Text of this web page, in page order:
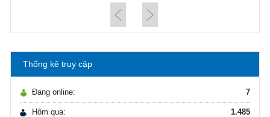
Hướng dẫn lựa chọn máy lọc nước Gia ...
21/10/2021
Hướng dẫn lựa chọn máy lọc nước Gia ...
Ô nhiễm nguồn nước và vấn đề sức khỏe
Thống kê truy cập
Đang online: 7
Hôm qua: 1.485